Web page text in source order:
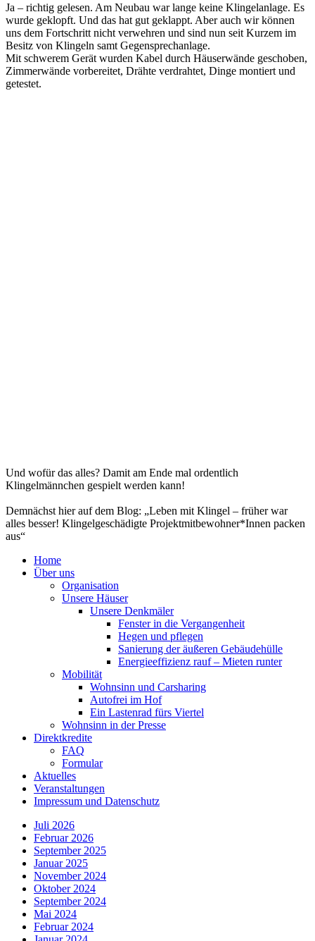
Ja – richtig gelesen. Am Neubau war lange keine Klingelanlage. Es
wurde geklopft. Und das hat gut geklappt. Aber auch wir können
uns dem Fortschritt nicht verwehren und sind nun seit Kurzem im
Besitz von Klingeln samt Gegensprechanlage.
Mit schwerem Gerät wurden Kabel durch Häuserwände geschoben,
Zimmerwände vorbereitet, Drähte verdrahtet, Dinge montiert und
getestet.
Und wofür das alles? Damit am Ende mal ordentlich
Klingelmännchen gespielt werden kann!
Demnächst hier auf dem Blog: „Leben mit Klingel – früher war
alles besser! Klingelgeschädigte Projektmitbewohner*Innen packen
aus“
Home
Über uns
Organisation
Unsere Häuser
Unsere Denkmäler
Fenster in die Vergangenheit
Hegen und pflegen
Sanierung der äußeren Gebäudehülle
Energieeffizienz rauf – Mieten runter
Mobilität
Wohnsinn und Carsharing
Autofrei im Hof
Ein Lastenrad fürs Viertel
Wohnsinn in der Presse
Direktkredite
FAQ
Formular
Aktuelles
Veranstaltungen
Impressum und Datenschutz
Juli 2026
Februar 2026
September 2025
Januar 2025
November 2024
Oktober 2024
September 2024
Mai 2024
Februar 2024